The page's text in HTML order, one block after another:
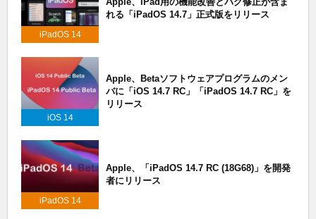
iPadOS 14
れる「iPadOS 14.7」正式版をリリース
iOS 14
Apple、Betaソフトウェアプログラムのメン
バに「iOS 14.7 RC」「iPadOS 14.7 RC」を
リリース
iPadOS 14
Apple、「iPadOS 14.7 RC (18G68)」を開発
者にリリース